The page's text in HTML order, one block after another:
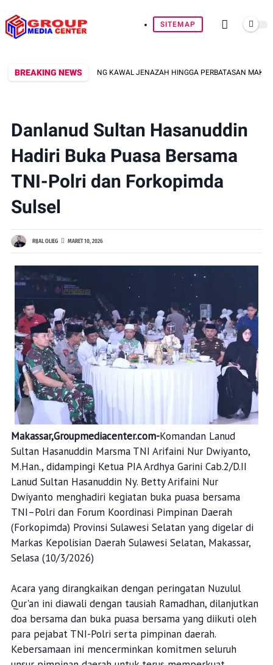
SITEMAP
BREAKING NEWS
LAIKANG KAWAL JENAZAH HINGGA PERBATASAN
Danlanud Sultan Hasanuddin
Hadiri Buka Puasa Bersama
TNI-Polri dan Forkopimda
Sulsel
RIJAL OLIEG MARET 10, 2026
Makassar,Groupmediacenter.com-Komandan Lanud
Sultan Hasanuddin Marsma TNI Arifaini Nur Dwiyanto,
M.Han., didampingi Ketua PIA Ardhya Garini Cab.2/D.II
Lanud Sultan Hasanuddin Ny. Betty Arifaini Nur
Dwiyanto menghadiri kegiatan buka puasa bersama
TNI–Polri dan Forum Koordinasi Pimpinan Daerah
(Forkopimda) Provinsi Sulawesi Selatan yang digelar di
Markas Kepolisian Daerah Sulawesi Selatan, Makassar,
Selasa (10/3/2026)
Acara yang dirangkaikan dengan peringatan Nuzulul
Qur'an ini diawali dengan tausiah Ramadhan, dilanjutkan
doa bersama dan buka puasa bersama yang diikuti oleh
para pejabat TNI-Polri serta pimpinan daerah.
Kebersamaan ini mencerminkan komitmen seluruh